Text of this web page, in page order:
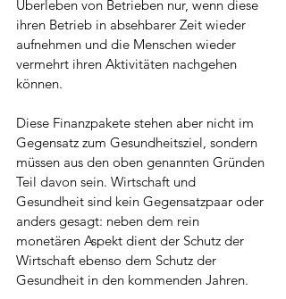
Überleben von Betrieben nur, wenn diese
ihren Betrieb in absehbarer Zeit wieder
aufnehmen und die Menschen wieder
vermehrt ihren Aktivitäten nachgehen
können.
Diese Finanzpakete stehen aber nicht im
Gegensatz zum Gesundheitsziel, sondern
müssen aus den oben genannten Gründen
Teil davon sein. Wirtschaft und
Gesundheit sind kein Gegensatzpaar oder
anders gesagt: neben dem rein
monetären Aspekt dient der Schutz der
Wirtschaft ebenso dem Schutz der
Gesundheit in den kommenden Jahren.